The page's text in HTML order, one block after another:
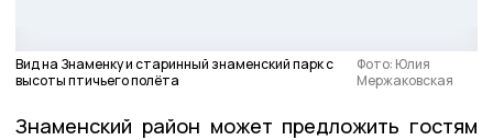
Вид на Знаменку и старинный знаменский парк с
высоты птичьего полёта
Фото: Юлия
Мержаковская
Знаменский район может предложить гостям